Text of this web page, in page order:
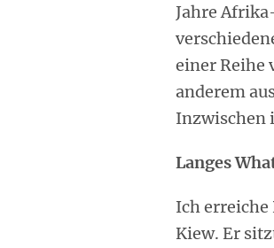
Jahre
einer Reihe
anderem
Inzwischen
Langes
Ich erreiche
Kiew. Er